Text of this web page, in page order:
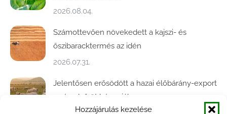
Hozzájárulás kezelése
2026.08.04.
Számottevően növekedett a kajszi- és
őszibaracktermés az idén
2026.07.31.
Jelentősen erősödött a hazai élőbárány-export
az év első öt hónapjában